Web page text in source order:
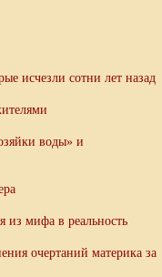
исчезли сотни лет назад
воды» и
из мифа в реальность
очертаний материка за